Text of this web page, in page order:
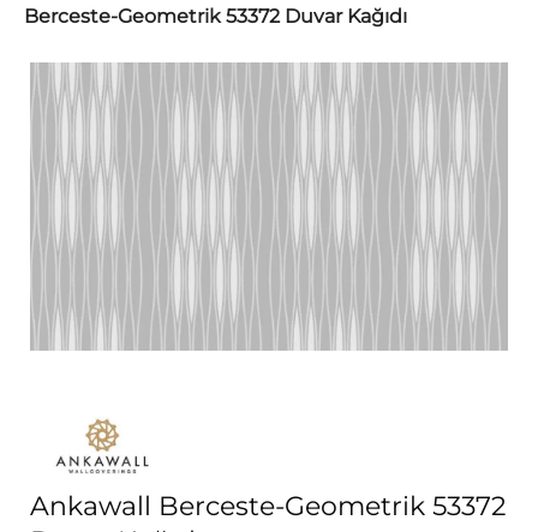
Berceste-Geometrik 53372 Duvar Kağıdı
Ankawall Berceste-Geometrik 53372